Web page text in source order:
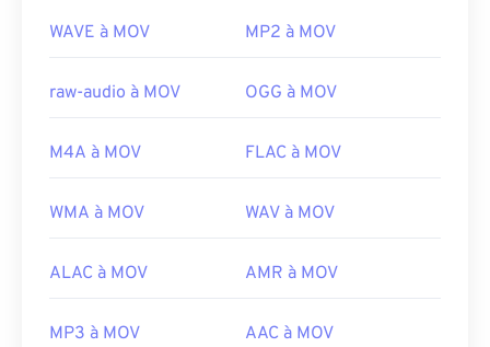
Sortie initiale :2001
https://en.wikipedia.org/wiki/QuickTime_File_Format
CH203-BBCGDDDF
WAVE à MOV MP2 à MOV
raw-audio à MOV OGG à MOV
M4A à MOV FLAC à MOV
WMA à MOV WAV à MOV
ALAC à MOV AMR à MOV
MP3 à MOV AAC à MOV